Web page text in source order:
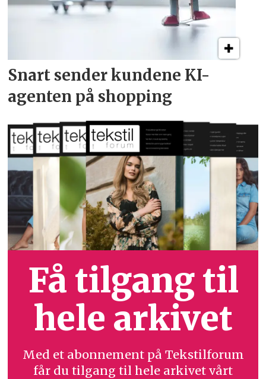
Snart sender kundene KI-
agenten på shopping
Få tilgang til
hele arkivet
Med et abonnement på Tekstilforum
får du tilgang til hele arkivet vårt